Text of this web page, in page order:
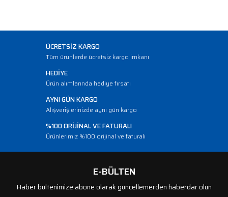
ÜCRETSİZ KARGO
Tüm ürünlerde ücretsiz kargo imkanı
HEDİYE
Ürün alımlarında hediye fırsatı
AYNI GÜN KARGO
Alışverişlerinizde aynı gün kargo
%100 ORİJİNAL VE FATURALI
Ürünlerimiz %100 orijinal ve faturalı
E-BÜLTEN
Haber bültenimize abone olarak güncellemerden haberdar olun